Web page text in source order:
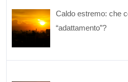
Caldo estremo: che
“adattamento”?